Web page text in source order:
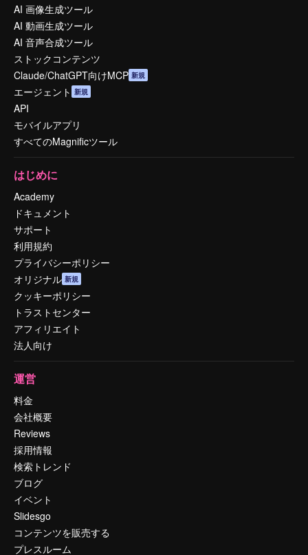
AI 画像生成ツール
AI 動画生成ツール
AI 音声合成ツール
ストックコンテンツ
Claude/ChatGPT向けMCP 新規
エージェント 新規
API
モバイルアプリ
すべてのMagnificツール
はじめに
Academy
ドキュメント
サポート
利用規約
プライバシーポリシー
オリジナル 新規
クッキーポリシー
トラストセンター
アフィリエイト
法人向け
運営
料金
会社概要
Reviews
採用情報
検索トレンド
ブログ
イベント
Slidesgo
コンテンツを販売する
プレスルーム